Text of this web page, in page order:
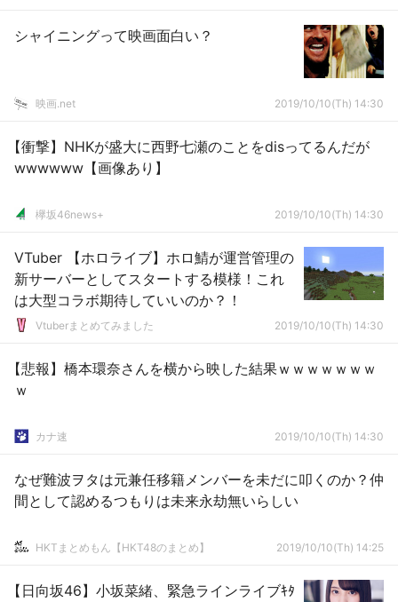
シャイニングって映画面白い？
映画.net 2019/10/10(Th) 14:30
【衝撃】NHKが盛大に西野七瀬のことをdisってるんだが
wwwwww【画像あり】
欅坂46news+ 2019/10/10(Th) 14:30
VTuber 【ホロライブ】ホロ鯖が運営管理の
新サーバーとしてスタートする模様！これ
は大型コラボ期待していいのか？！
Vtuberまとめてみました 2019/10/10(Th) 14:30
【悲報】橋本環奈さんを横から映した結果ｗｗｗｗｗｗｗ
ｗ
カナ速 2019/10/10(Th) 14:30
なぜ難波ヲタは元兼任移籍メンバーを未だに叩くのか？仲
間として認めるつもりは未来永劫無いらしい
HKTまとめもん【HKT48のまとめ】 2019/10/10(Th) 14:25
【日向坂46】小坂菜緒、緊急ラインライブｷﾀ